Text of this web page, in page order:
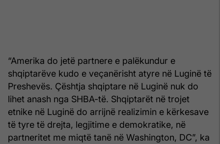
“Amerika do jetë partnere e palëkundur e
shqiptarëve kudo e veçanërisht atyre në Luginë të
Preshevës. Çështja shqiptare në Luginë nuk do
lihet anash nga SHBA-të. Shqiptarët në trojet
etnike në Luginë do arrijnë realizimin e kërkesave
të tyre të drejta, legjitime e demokratike, në
partneritet me miqtë tanë në Washington, DC”, ka